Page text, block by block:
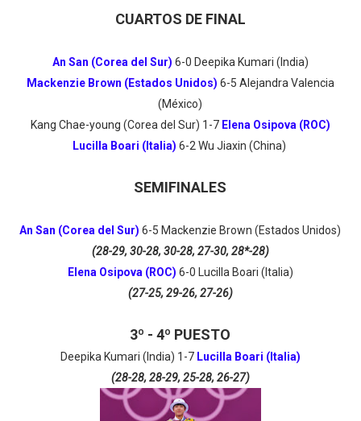
CUARTOS DE FINAL
An San (Corea del Sur) 6-0 Deepika Kumari (India)
Mackenzie Brown (Estados Unidos) 6-5 Alejandra Valencia
(México)
Kang Chae-young (Corea del Sur) 1 -7Elena Osipova (ROC)
Lucilla Boari (Italia) 6-2 Wu Jiaxin (China)
SEMIFINALES
An San (Corea del Sur) 6-5 Mackenzie Brown (Estados Unidos)
(28-29, 30-28, 30-28, 27-30, 28*-28)
Elena Osipova (ROC) 6-0
Lucilla Boari (Italia)
(27-25, 29-26, 27-26)
3º - 4º PUESTO
Deepika Kumari (India) 1 -7 Lucilla Boari (Italia)
(28-28, 28-29, 25-28, 26-27)